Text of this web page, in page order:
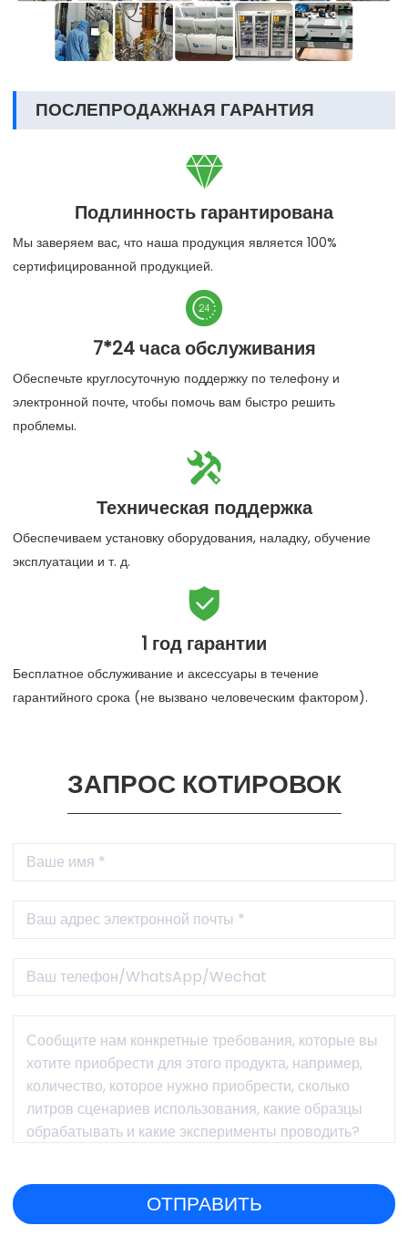
ПОСЛЕПРОДАЖНАЯ ГАРАНТИЯ

Подлинность гарантирована
Мы заверяем вас, что наша продукция является 100%
сертифицированной продукцией.

7*24 часа обслуживания
Обеспечьте круглосуточную поддержку по телефону и
электронной почте, чтобы помочь вам быстро решить
проблемы.

Техническая поддержка
Обеспечиваем установку оборудования, наладку, обучение
эксплуатации и т. д.

1 год гарантии
Бесплатное обслуживание и аксессуары в течение
гарантийного срока (не вызвано человеческим фактором).
ЗАПРОС КОТИРОВОК